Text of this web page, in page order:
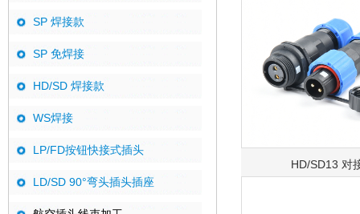
SP 焊接款
SP 免焊接
HD/SD 焊接款
WS焊接
LP/FD按钮快接式插头
LD/SD 90°弯头插头插座
HD/SD13 对